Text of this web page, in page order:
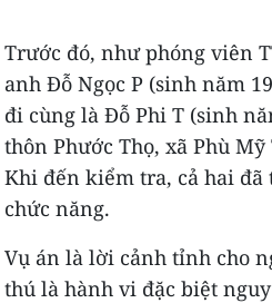
Trước đó, như phóng viên
anh Đỗ Ngọc P (sinh năm
đi cùng là Đỗ Phi T (sinh
thôn Phước Thọ, xã Phù
Khi đến kiểm tra, cả hai
chức năng.
Vụ án là lời cảnh tỉnh cho
thú là hành vi đặc biệt